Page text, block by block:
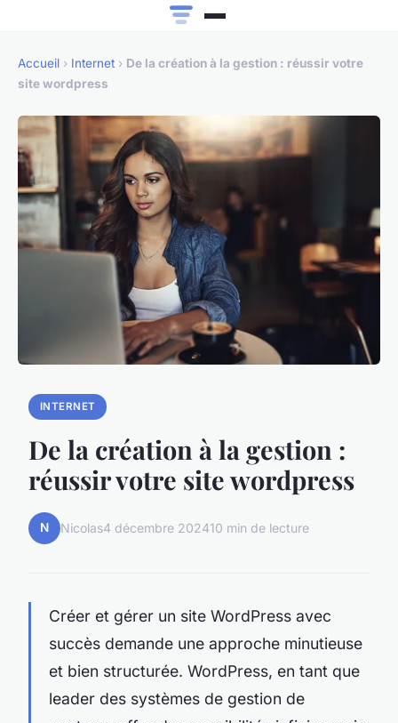
Accueil › Internet › De la création à la gestion : réussir votre
site wordpress
INTERNET
De la création à la gestion :
réussir votre site wordpress
N Nicolas4 décembre 202410 min de lecture
Créer et gérer un site WordPress avec
succès demande une approche minutieuse
et bien structurée. WordPress, en tant que
leader des systèmes de gestion de